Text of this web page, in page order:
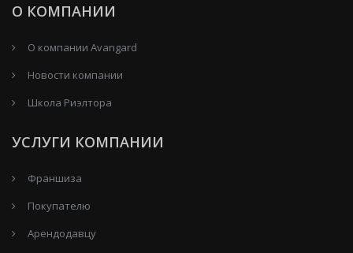
О КОМПАНИИ
О компании Avangard
Новости компании
Школа Риэлтора
УСЛУГИ КОМПАНИИ
Франшиза
Покупателю
Арендодавцу